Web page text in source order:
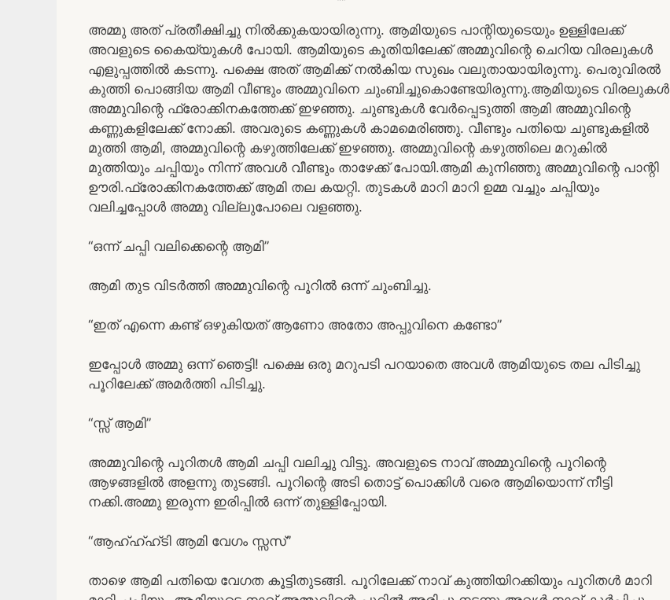
അമ്മു അത് പ്രതീക്ഷിച്ചു നിൽക്കുകയായിരുന്നു. ആമിയുടെ പാന്റിയുടെയും ഉള്ളിലേക്ക്
അവളുടെ കൈയ്യുകൾ പോയി. ആമിയുടെ കൂതിയിലേക്ക് അമ്മുവിന്റെ ചെറിയ വിരലുകൾ
എളുപ്പത്തിൽ കടന്നു. പക്ഷെ അത് ആമിക്ക് നൽകിയ സുഖം വലുതായായിരുന്നു. പെരുവിരൽ
കുത്തി പൊങ്ങിയ ആമി വീണ്ടും അമ്മുവിനെ ചുംബിച്ചുകൊണ്ടേയിരുന്നു.ആമിയുടെ വിരലുകൾ
അമ്മുവിന്റെ ഫ്രോക്കിനകത്തേക്ക് ഇഴഞ്ഞു. ചുണ്ടുകൾ വേർപ്പെടുത്തി ആമി അമ്മുവിന്റെ
കണ്ണുകളിലേക്ക് നോക്കി. അവരുടെ കണ്ണുകൾ കാമമെരിഞ്ഞു. വീണ്ടും പതിയെ ചുണ്ടുകളിൽ
മുത്തി ആമി, അമ്മുവിന്റെ കഴുത്തിലേക്ക് ഇഴഞ്ഞു. അമ്മുവിന്റെ കഴുത്തിലെ മറുകിൽ
മുത്തിയും ചപ്പിയും നിന്ന് അവൾ വീണ്ടും താഴേക്ക് പോയി.ആമി കുനിഞ്ഞു അമ്മുവിന്റെ പാന്റി
ഊരി.ഫ്രോക്കിനകത്തേക്ക് ആമി തല കയറ്റി. തുടകൾ മാറി മാറി ഉമ്മ വച്ചും ചപ്പിയും
വലിച്ചപ്പോൾ അമ്മു വില്ലുപോലെ വളഞ്ഞു.
“ഒന്ന് ചപ്പി വലിക്കെന്റെ ആമി”
ആമി തുട വിടർത്തി അമ്മുവിന്റെ പൂറിൽ ഒന്ന് ചുംബിച്ചു.
“ഇത് എന്നെ കണ്ട് ഒഴുകിയത് ആണോ അതോ അപ്പുവിനെ കണ്ടോ”
ഇപ്പോൾ അമ്മു ഒന്ന് ഞെട്ടി! പക്ഷെ ഒരു മറുപടി പറയാതെ അവൾ ആമിയുടെ തല പിടിച്ചു
പൂറിലേക്ക് അമർത്തി പിടിച്ചു.
“സ്സ് ആമി”
അമ്മുവിന്റെ പൂറിതൾ ആമി ചപ്പി വലിച്ചു വിട്ടു. അവളുടെ നാവ് അമ്മുവിന്റെ പൂറിന്റെ
ആഴങ്ങളിൽ അളന്നു തുടങ്ങി. പൂറിന്റെ അടി തൊട്ട് പൊക്കിൾ വരെ ആമിയൊന്ന് നീട്ടി
നക്കി.അമ്മു ഇരുന്ന ഇരിപ്പിൽ ഒന്ന് തുള്ളിപ്പോയി.
“ആഹ്ഹ്ഹ്ടി ആമി വേഗം സ്സസ്”
താഴെ ആമി പതിയെ വേഗത കൂട്ടിതുടങ്ങി. പൂറിലേക്ക് നാവ് കുത്തിയിറക്കിയും പൂറിതൾ മാറി